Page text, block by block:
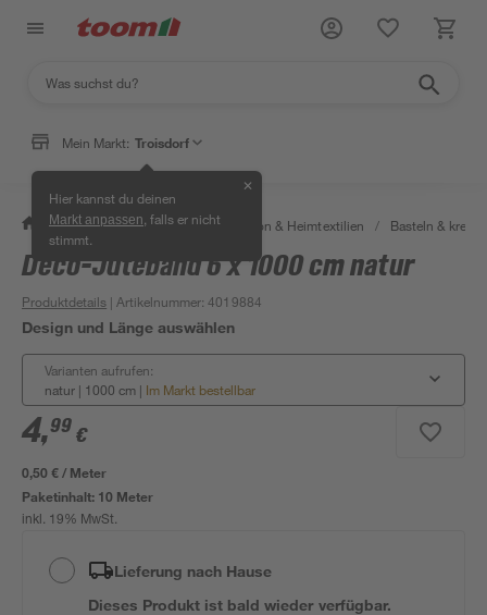
Mein Markt: Troisdorf
Hier kannst du deinen
Markt anpassen , falls er nicht
stimmt.
✕
/ Wohnen & Haushalt / Dekoration & Heimtextilien / Basteln &
Deco-Juteband 6 x 1000 cm natur
Produktdetails | Artikelnummer:4019884
Design und Länge auswählen
Varianten aufrufen:
natur | 1000 cm | Im Markt bestellbar
4,99 €
0,50 € / Meter
Paketinhalt: 10 Meter
inkl. 19% MwSt.
Lieferung nach Hause
Dieses Produkt ist bald wieder verfügbar.